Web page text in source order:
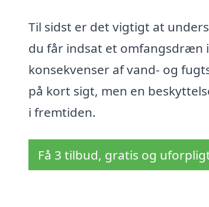
Til sidst er det vigtigt at
du får indsat et omfangsdræn
konsekvenser af vand- og
på kort sigt, men en
i fremtiden.
Få 3 tilbud, gratis og